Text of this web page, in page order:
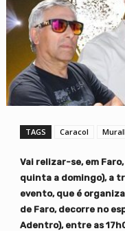
TAGS Caracol
Vai relizar-se, em
quinta a domingo), a
evento, que é
de Faro, decorre no
Adentro), entre as